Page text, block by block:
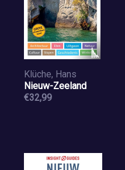
Klüche, Hans
Nieuw-Zeeland
€32,99